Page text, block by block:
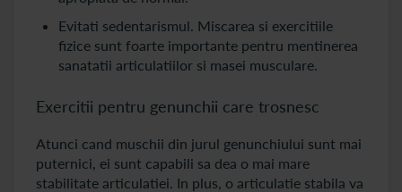
Evitati sedentarismul. Miscarea si exercitiile
fizice sunt foarte importante pentru mentinerea
sanatatii articulatiilor si masei musculare.
Exercitii pentru genunchii care trosnesc
Atunci cand muschii din jurul genunchiului sunt mai
puternici, ei sunt capabili sa dea o mai mare
stabilitate articulatiei. In plus, o articulatie stabila va